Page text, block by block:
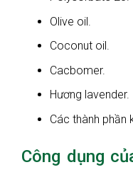
Olive oil.
Coconut oil.
Cacbomer.
Hương lavender.
Các thành phần
Công dụng